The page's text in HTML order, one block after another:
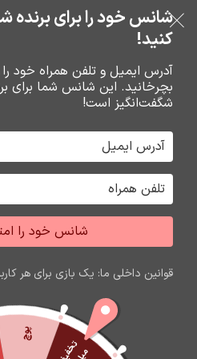
خرید قسطی با ترب‌پی
عبور به ناوبری
رفتن به محتوای اصلی
0 ریال
خانه شارژر و کابل شارژر فندکي کابل
فروشگاه نوین تراشه گنجی
پوچ
شانس خود را برای برنده
کنید!
آدرس ایمیل و تلفن همراه خود را
بچرخانید. این شانس شما برای
شگفت‌انگیز است!
شانس خود را
قوانین داخلی ما: یک بازی برای هر